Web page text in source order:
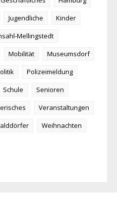
Jugendliche
Kinder
Mellingstedt
Mobilität
Museumsdorf
Polizeimeldung
Schule
Senioren
Veranstaltungen
Weihnachten